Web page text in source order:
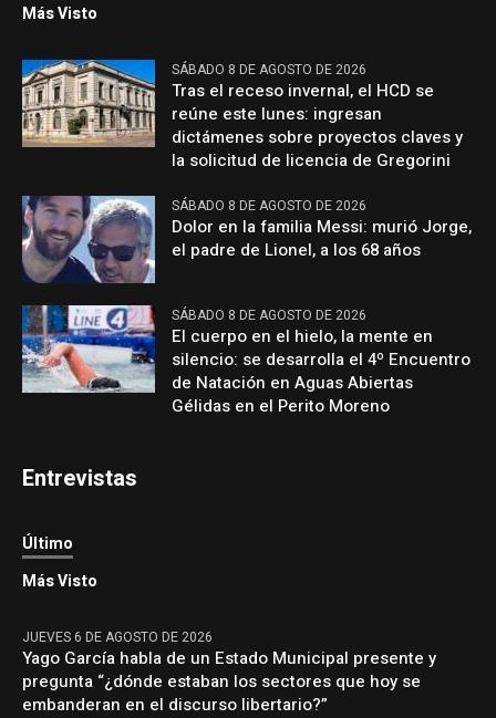
Más Visto
SÁBADO 8 DE AGOSTO DE 2026
Tras el receso invernal, el HCD se
reúne este lunes: ingresan
dictámenes sobre proyectos claves y
la solicitud de licencia de Gregorini
SÁBADO 8 DE AGOSTO DE 2026
Dolor en la familia Messi: murió Jorge,
el padre de Lionel, a los 68 años
SÁBADO 8 DE AGOSTO DE 2026
El cuerpo en el hielo, la mente en
silencio: se desarrolla el 4º Encuentro
de Natación en Aguas Abiertas
Gélidas en el Perito Moreno
Entrevistas
Último
Más Visto
JUEVES 6 DE AGOSTO DE 2026
Yago García habla de un Estado Municipal presente y
pregunta “¿dónde estaban los sectores que hoy se
embanderan en el discurso libertario?”